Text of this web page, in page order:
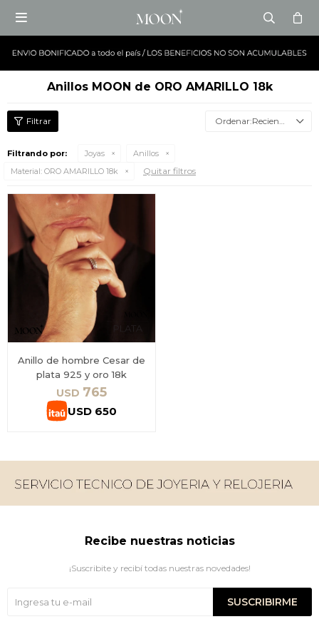

Anillos MOON de ORO AMARILLO 18k
Recientes
Filtrando por: Joyas
Anillos
Material: ORO AMARILLO 18k Quitar filtros
Anillo de hombre Cesar de
plata 925 y oro 18k
USD 765
USD 650
Recibe nuestras noticias
¡Suscribite y recibí todas nuestras novedades!
SUSCRIBIRME